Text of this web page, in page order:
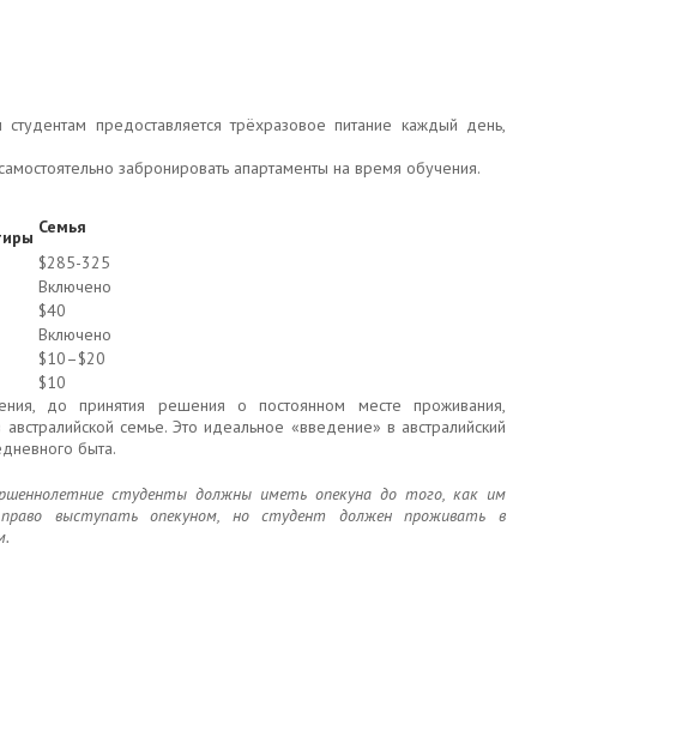
предоставляется трёхразовое питание каждый день,
забронировать апартаменты на время обучения.
Семья
$285-325
Включено
$40
Включено
$10–$20
$10
до принятия решения о постоянном месте проживания,
семье. Это идеальное «введение» в австралийский
быта.
студенты должны иметь опекуна до того, как им
выступать опекуном, но студент должен проживать в